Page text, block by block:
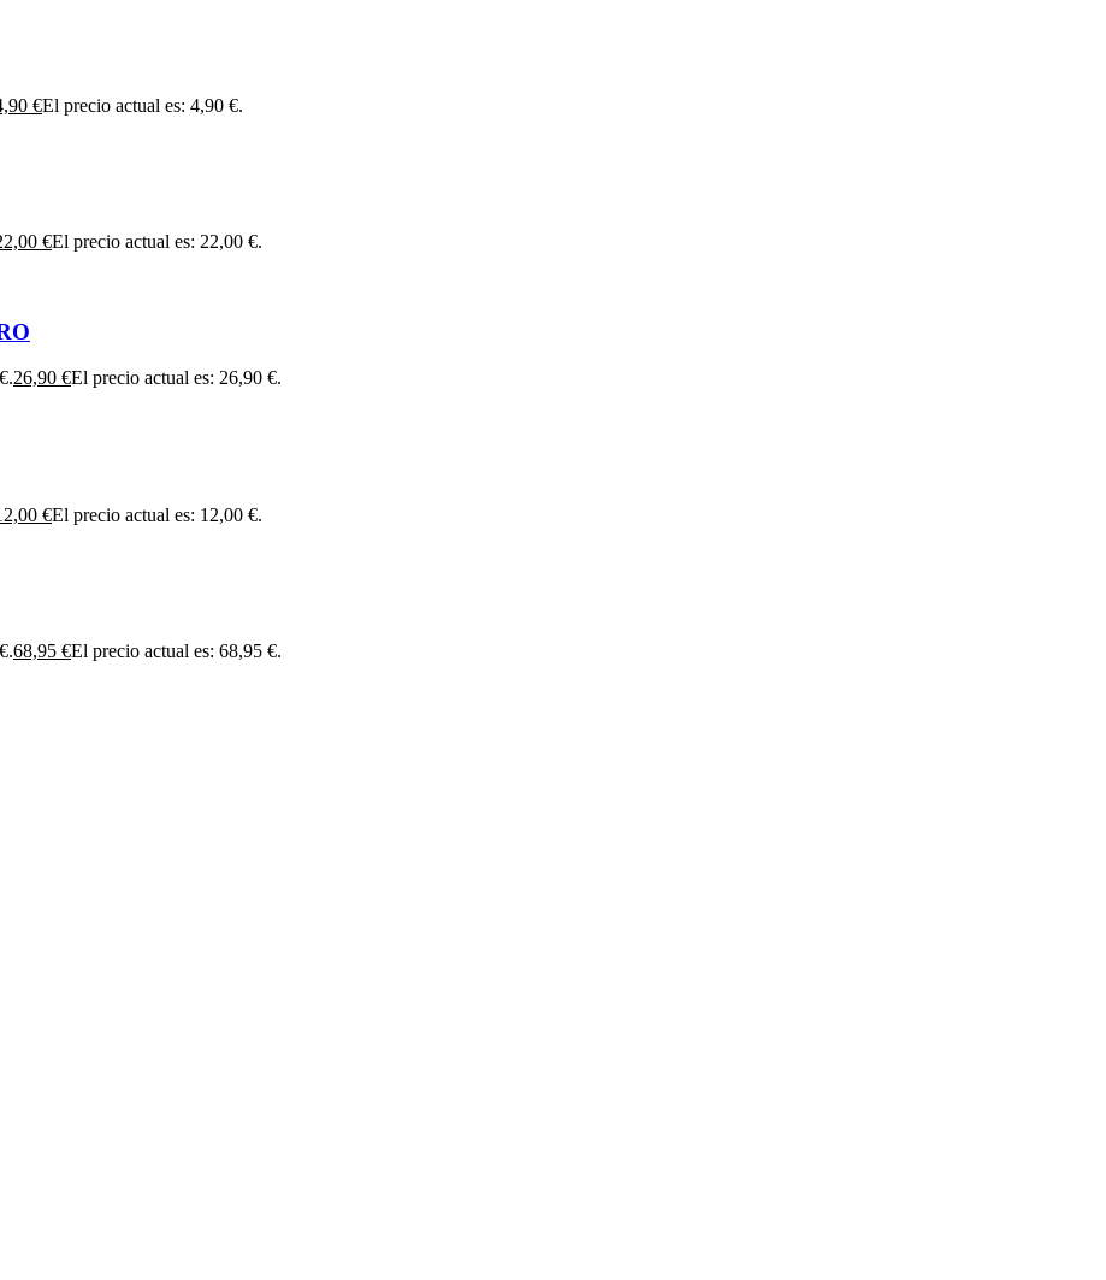
€El precio actual es: 4,90 €.
€El precio actual es: 22,00 €.
26,90 €El precio actual es: 26,90 €.
€El precio actual es: 12,00 €.
68,95 €El precio actual es: 68,95 €.